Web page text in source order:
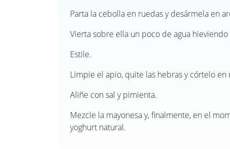
Parta la cebolla en ruedas y desármela en
Vierta sobre ella un poco de agua
Estile.
Limpie el apio, quite las hebras y córtelo en
Aliñe con sal y pimienta.
Mezcle la mayonesa y, finalmente, en el
yoghurt natural.